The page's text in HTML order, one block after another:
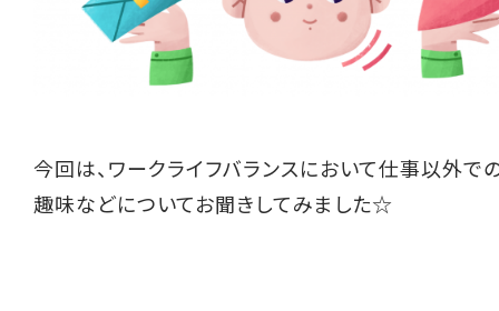
今回は、ワークライフバランスにおいて仕事以外で
趣味などについてお聞きしてみました☆